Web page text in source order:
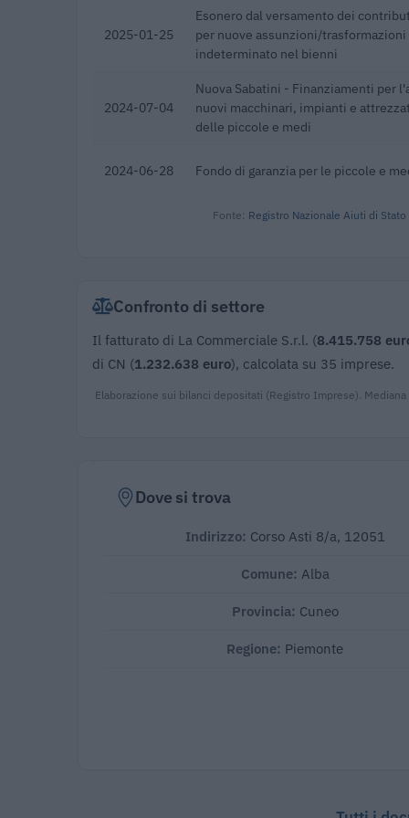
2025-01-25
Esonero dal versamento dei
per nuove assunzioni/trasformazioni
indeterminato nel bienni
2024-07-04
Nuova Sabatini - Finanziamenti per
nuovi macchinari, impianti e
delle piccole e medi
2024-06-28 Fondo di garanzia per le piccole e
Fonte: Registro Nazionale Aiuti di Stato
Confronto di settore
Il fatturato di La Commerciale S.r.l. (8.415.758
di CN (1.232.638 euro), calcolata su 35 imprese.
Elaborazione sui bilanci depositati (Registro Imprese). Mediana
Dove si trova
Indirizzo: Corso Asti 8/a, 12051
Comune: Alba
Provincia: Cuneo
Regione: Piemonte